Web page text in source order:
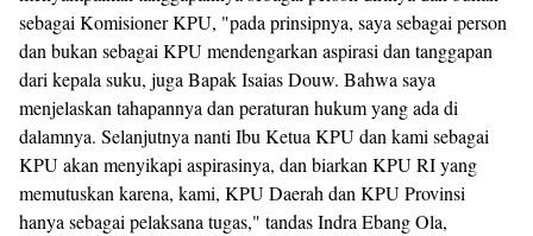
sebagai Komisioner KPU, "pada prinsipnya, saya sebagai person
dan bukan sebagai KPU mendengarkan aspirasi dan tanggapan
dari kepala suku, juga Bapak Isaias Douw. Bahwa saya
menjelaskan tahapannya dan peraturan hukum yang ada di
dalamnya. Selanjutnya nanti Ibu Ketua KPU dan kami sebagai
KPU akan menyikapi aspirasinya, dan biarkan KPU RI yang
memutuskan karena, kami, KPU Daerah dan KPU Provinsi
hanya sebagai pelaksana tugas," tandas Indra Ebang Ola,